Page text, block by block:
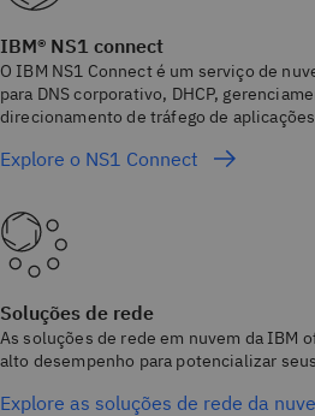
IBM® NS1 connect
O IBM NS1 Connect é um serviço de
para DNS corporativo, DHCP,
direcionamento de tráfego de
Explore o NS1 Connect
Soluções de rede
As soluções de rede em nuvem da IBM
alto desempenho para potencializar
Explore as soluções de rede da